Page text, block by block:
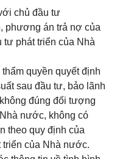
chủ đầu tư
phương án trả nợ của
phát triển của Nhà
quyền quyết định
sau đầu tư, bảo lãnh
đúng đối tượng
nước, không có
theo quy định của
triển của Nhà nước.